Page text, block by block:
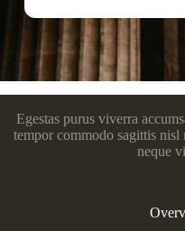
Egestas purus viverra
tempor commodo sagittis nisl
neque